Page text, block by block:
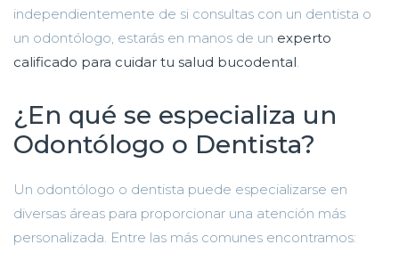
independientemente de si consultas con un dentista o
un odontólogo, estarás en manos de un experto
calificado para cuidar tu salud bucodental.
¿En qué se especializa un
Odontólogo o Dentista?
Un odontólogo o dentista puede especializarse en
diversas áreas para proporcionar una atención más
personalizada. Entre las más comunes encontramos: